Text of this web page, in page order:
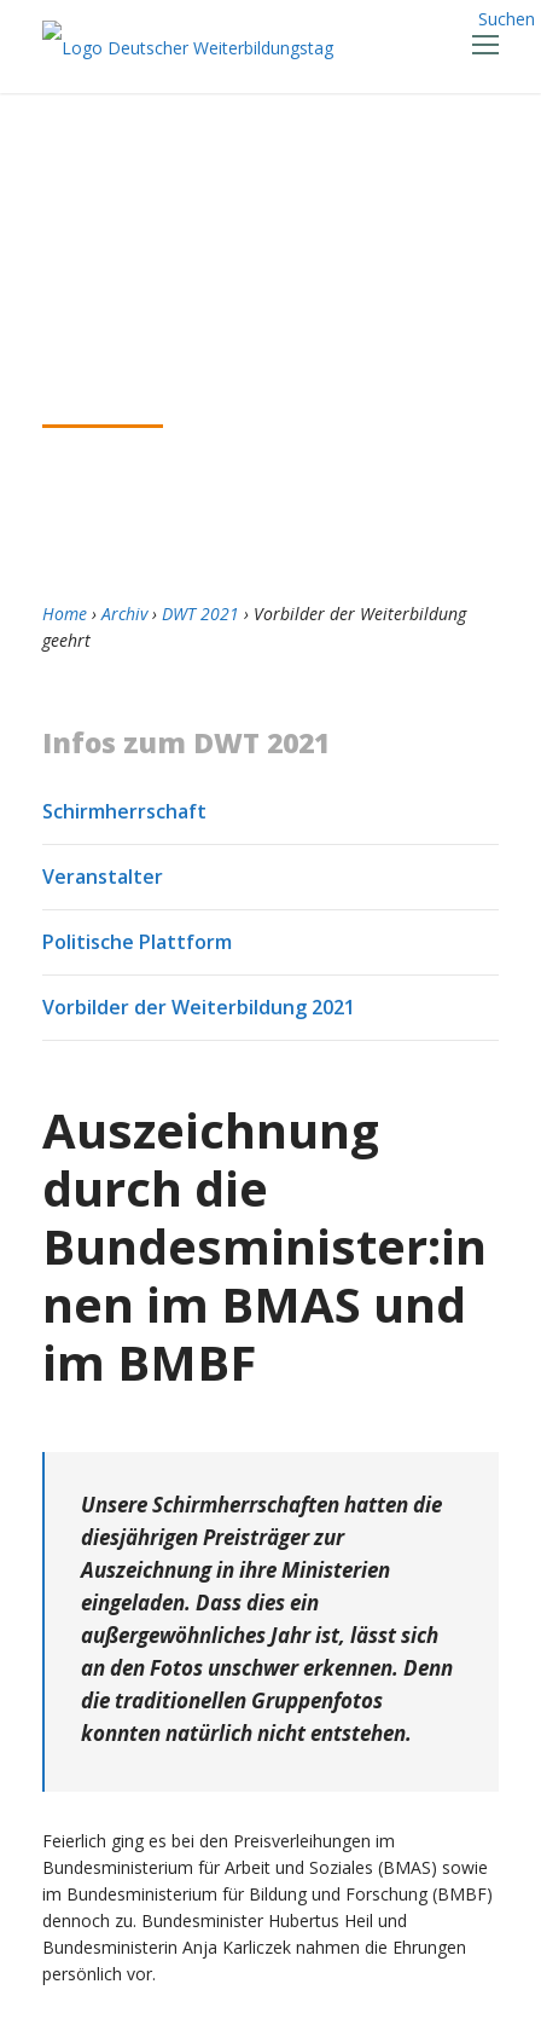
Suchen
Home ›Archiv› DWT 2021 › Vorbilder der Weiterbildung
geehrt
Infos zum DWT 2021
Schirmherrschaft
Veranstalter
Politische Plattform
Vorbilder der Weiterbildung 2021
Auszeichnung
durch die
Bundesminister:in
nen im BMAS und
im BMBF
Unsere Schirmherrschaften hatten die
diesjährigen Preisträger zur
Auszeichnung in ihre Ministerien
eingeladen. Dass dies ein
außergewöhnliches Jahr ist, lässt sich
an den Fotos unschwer erkennen. Denn
die traditionellen Gruppenfotos
konnten natürlich nicht entstehen.
Feierlich ging es bei den Preisverleihungen im
Bundesministerium für Arbeit und Soziales (BMAS) sowie
im Bundesministerium für Bildung und Forschung (BMBF)
dennoch zu. Bundesminister Hubertus Heil und
Bundesministerin Anja Karliczek nahmen die Ehrungen
persönlich vor.